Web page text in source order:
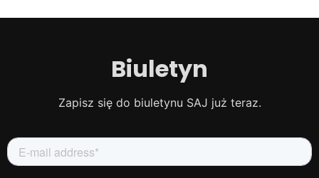
Biuletyn
Zapisz się do biuletynu SAJ już teraz.